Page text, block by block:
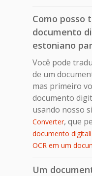
Como posso
documento
estoniano
Você pode
de um
mas primeiro
documento
usando nosso
Converter, que
documento
OCR em um
Um